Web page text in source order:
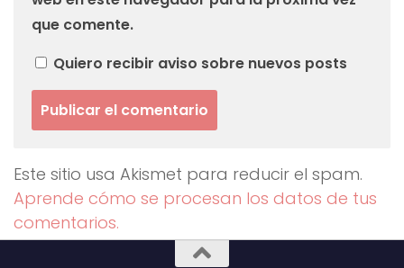
que comente.
Quiero recibir aviso sobre nuevos posts
Este sitio usa Akismet para reducir el spam.
Aprende cómo se procesan los datos de tus
comentarios.